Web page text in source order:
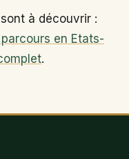
à découvrir :
en Etats-
.